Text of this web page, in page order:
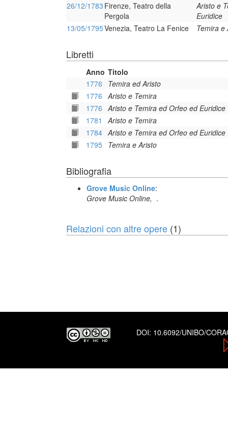
26/12/1783 Firenze, Teatro della
Pergola
Aristo e
Euridice
13/05/1795Venezia, Teatro La Fenice Temira e
Libretti
Anno Titolo
1776
Temira ed Aristo
1776 Aristo e Temira
1776 Aristo e Temira ed Orfeo ed Euridice
1781
Aristo e Temira
1784 Aristo e Temira ed Orfeo ed Euridice
1795 Temira e Aristo
Bibliografia
Grove Music Online:
Grove Music Online, .
Relazioni con altre opere (1)
DOI: 10.6092/UNIBO/